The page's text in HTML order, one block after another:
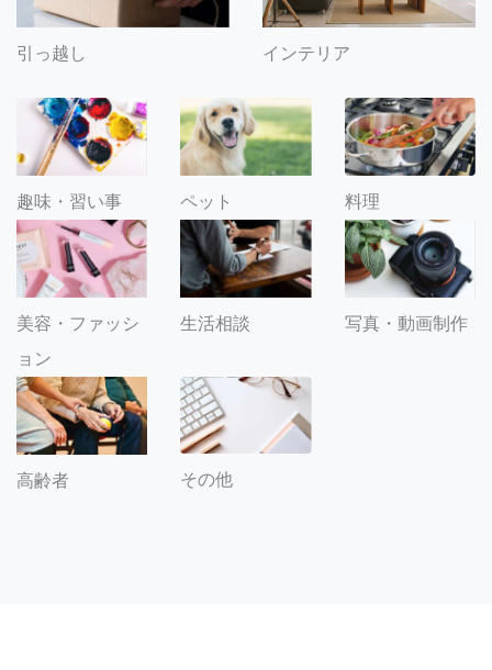
引っ越し インテリア
趣味・習い事 ペット 料理
美容・ファッシ
ョン
生活相談 写真・動画制作
高齢者 その他